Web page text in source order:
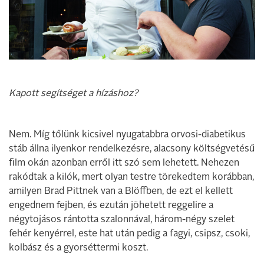
Kapott segítséget a hízáshoz?
Nem. Míg tőlünk kicsivel nyugatabbra orvosi-diabetikus
stáb állna ilyenkor rendelkezésre, alacsony költségvetésű
film okán azonban erről itt szó sem lehetett. Nehezen
rakódtak a kilók, mert olyan testre törekedtem korábban,
amilyen Brad Pittnek van a Blöffben, de ezt el kellett
engednem fejben, és ezután jöhetett reggelire a
négytojásos rántotta szalonnával, három-négy szelet
fehér kenyérrel, este hat után pedig a fagyi, csipsz, csoki,
kolbász és a gyorséttermi koszt.